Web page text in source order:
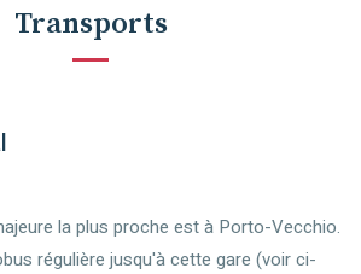
Transports
la plus proche est à Porto-Vecchio.
régulière jusqu'à cette gare (voir ci-